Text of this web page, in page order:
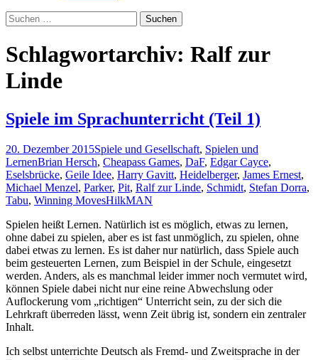
Suchen
nach:
Schlagwortarchiv: Ralf zur
Linde
Spiele im Sprachunterricht (Teil 1)
20. Dezember 2015Spiele und Gesellschaft, Spielen und
LernenBrian Hersch, Cheapass Games, DaF, Edgar Cayce,
Eselsbrücke, Geile Idee, Harry Gavitt, Heidelberger, James Ernest,
Michael Menzel, Parker, Pit, Ralf zur Linde, Schmidt, Stefan Dorra,
Tabu, Winning MovesHilkMAN
Spielen heißt Lernen. Natürlich ist es möglich, etwas zu lernen,
ohne dabei zu spielen, aber es ist fast unmöglich, zu spielen, ohne
dabei etwas zu lernen. Es ist daher nur natürlich, dass Spiele auch
beim gesteuerten Lernen, zum Beispiel in der Schule, eingesetzt
werden. Anders, als es manchmal leider immer noch vermutet wird,
können Spiele dabei nicht nur eine reine Abwechslung oder
Auflockerung vom „richtigen“ Unterricht sein, zu der sich die
Lehrkraft überreden lässt, wenn Zeit übrig ist, sondern ein zentraler
Inhalt.
Ich selbst unterrichte Deutsch als Fremd- und Zweitsprache in der